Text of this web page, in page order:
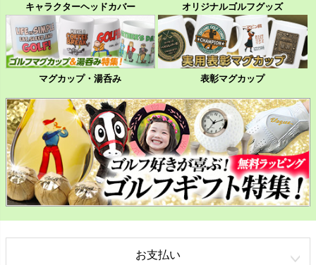
キャラクターヘッドカバー オリジナルゴルフグッズ
マグカップ・湯呑み 表彰マグカップ
お支払い